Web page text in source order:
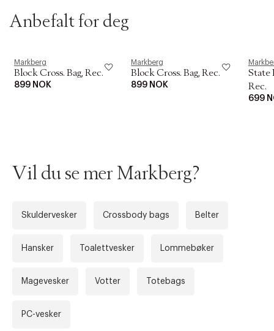
Anbefalt for deg
Markberg
Block Cross. Bag, Rec.
899 NOK
Markberg
Block Cross. Bag, Rec.
899 NOK
State
Rec.
699
Vil du se mer Markberg?
Skuldervesker Crossbody bags Belter
Hansker Toalettvesker Lommebøker
Magevesker Votter Totebags
PC-vesker